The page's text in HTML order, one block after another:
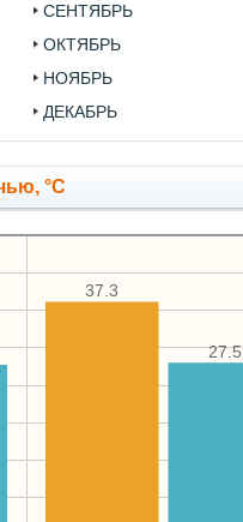
СЕНТЯБРЬ
ОКТЯБРЬ
НОЯБРЬ
ДЕКАБРЬ
°C
37.3
27.5